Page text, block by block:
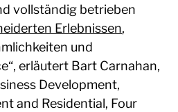
vollständig betrieben
Erlebnissen,
und
erläutert Bart Carnahan,
Development,
and Residential, Four